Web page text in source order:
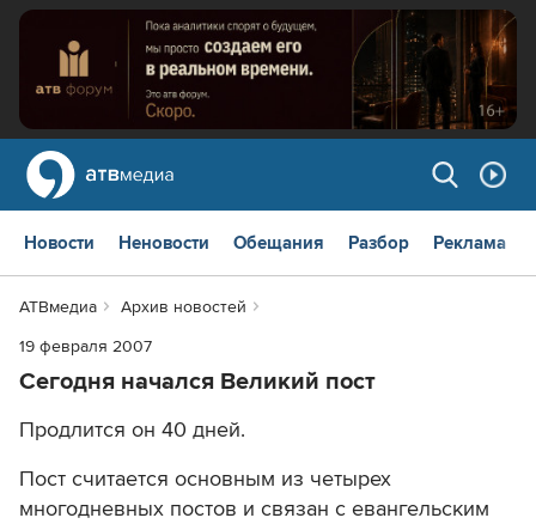
Новости Неновости Обещания Разбор Реклама
АТВмедиа
Архив новостей
19 февраля 2007
Сегодня начался Великий пост
Продлится он 40 дней.
Пост считается основным из четырех
многодневных постов и связан с евангельским